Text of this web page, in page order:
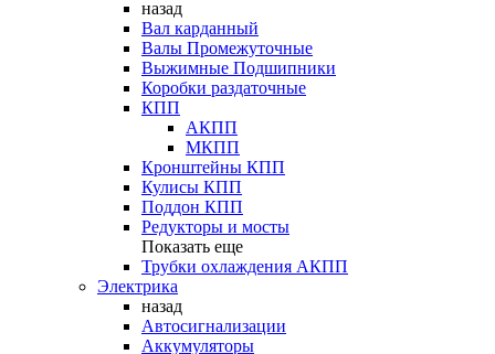
назад
Вал карданный
Валы Промежуточные
Выжимные Подшипники
Коробки раздаточные
КПП
АКПП
МКПП
Кронштейны КПП
Кулисы КПП
Поддон КПП
Редукторы и мосты
Показать еще
Трубки охлаждения АКПП
Электрика
назад
Автосигнализации
Аккумуляторы